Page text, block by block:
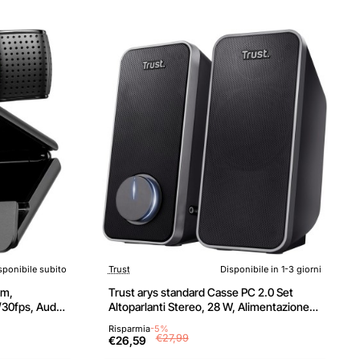
subito
Audio
Trust Disponibile in 1-3 giorni
Trust arys standard Casse PC 2.0 Set
Altoparlanti Stereo, 28 W, Alimentazione
Fisso, Altoparlante per Computer,
Portatile, Tablet, Smartphone - Nero
Risparmia-5%
€26,59 €27,99